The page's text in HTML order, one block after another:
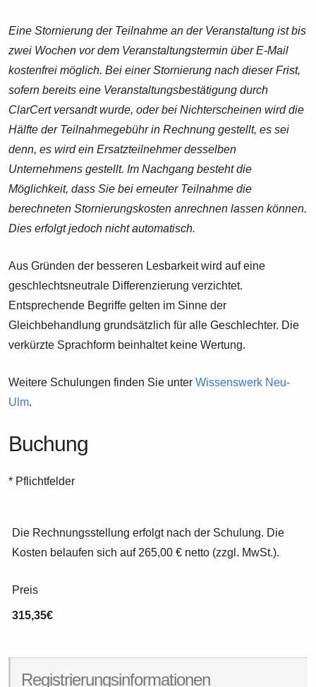
Eine Stornierung der Teilnahme an der Veranstaltung ist bis
zwei Wochen vor dem Veranstaltungstermin über E-Mail
kostenfrei möglich. Bei einer Stornierung nach dieser Frist,
sofern bereits eine Veranstaltungsbestätigung durch
ClarCert versandt wurde, oder bei Nichterscheinen wird die
Hälfte der Teilnahmegebühr in Rechnung gestellt, es sei
denn, es wird ein Ersatzteilnehmer desselben
Unternehmens gestellt. Im Nachgang besteht die
Möglichkeit, dass Sie bei erneuter Teilnahme die
berechneten Stornierungskosten anrechnen lassen können.
Dies erfolgt jedoch nicht automatisch.
Aus Gründen der besseren Lesbarkeit wird auf eine
geschlechtsneutrale Differenzierung verzichtet.
Entsprechende Begriffe gelten im Sinne der
Gleichbehandlung grundsätzlich für alle Geschlechter. Die
verkürzte Sprachform beinhaltet keine Wertung.
Weitere Schulungen finden Sie unterWissenswerk Neu-
Ulm.
Buchung
* Pflichtfelder
Die Rechnungsstellung erfolgt nach der Schulung. Die
Kosten belaufen sich auf 265,00 € netto (zzgl. MwSt.).
Preis
315,35€
Registrierungsinformationen